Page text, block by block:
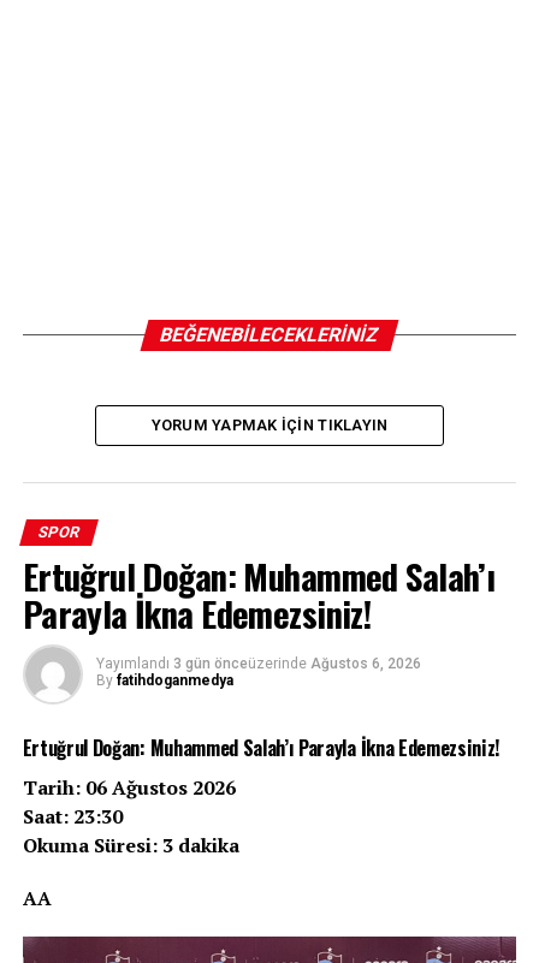
BEĞENEBILECEKLERINIZ
YORUM YAPMAK IÇIN TIKLAYIN
SPOR
Ertuğrul Doğan: Muhammed Salah’ı
Parayla İkna Edemezsiniz!
Yayımlandı 3 gün önceüzerinde Ağustos 6, 2026
By fatihdoganmedya
Ertuğrul Doğan: Muhammed Salah’ı Parayla İkna Edemezsiniz!
Tarih: 06 Ağustos 2026
Saat: 23:30
Okuma Süresi: 3 dakika
AA